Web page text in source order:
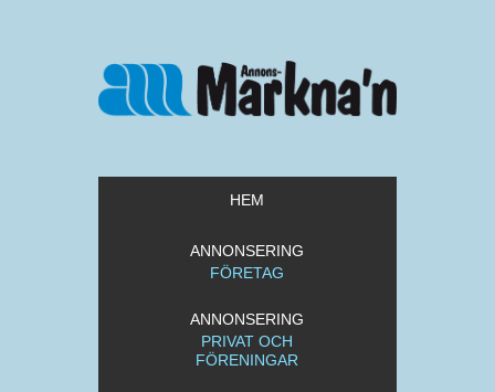
HEM
ANNONSERING
FÖRETAG
ANNONSERING
PRIVAT OCH
FÖRENINGAR